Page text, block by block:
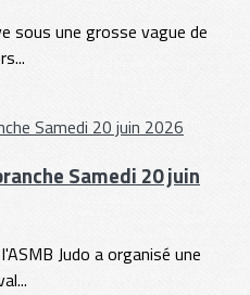
sous une grosse vague de
Samedi 20 juin
Judo a organisé une